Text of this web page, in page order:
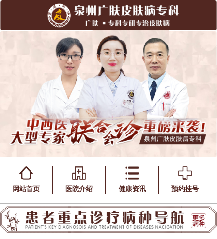
网站首页 医院介绍 健康资讯 预约挂号